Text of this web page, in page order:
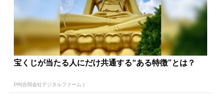
宝くじが当たる人にだけ共通する“ある特徴”とは？
PR(合同会社デジタルファーム )